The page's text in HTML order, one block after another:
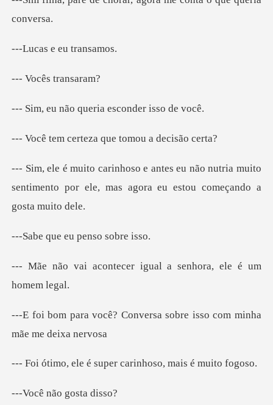
e eu tr
cês tr
queria esconde
rteza que tomou
não nutria muito
sentimento por ele, mas a
e eu penso
ecer igual a senhora,
Conversa sobre isso com
é super carinhoso,
não gost